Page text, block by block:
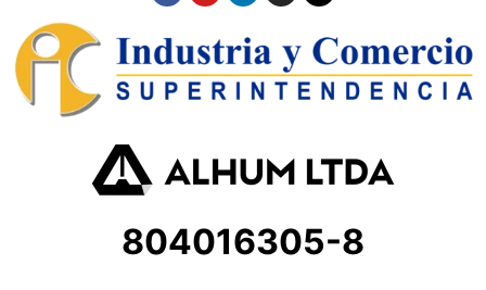
804016305-8